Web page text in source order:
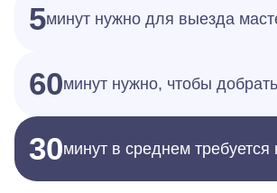
5минут нужно для выезда
60минут нужно, чтобы
30минут в среднем требуется